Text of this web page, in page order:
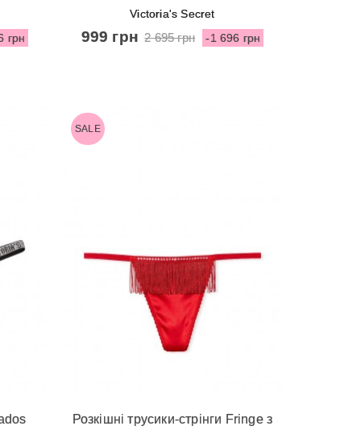
грн
від Victoria's Secret - Heather
Snow
Victoria's Secret
999 грн 2 695 грн -1 696 грн
SALE
Швидкий перегляд
Розкішні трусики-стрінги Fringe з